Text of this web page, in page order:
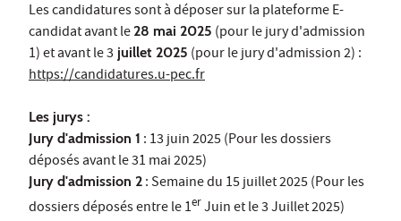
Les candidatures sont à déposer sur la plateforme E-
candidat avant le28 mai 2025 (pour le jury d'admission
1) et avant le 3 juillet 2025 (pour le jury d'admission 2) :
https://candidatures.u-pec.fr
Les jurys :
Jury d'admission 1 : 13 juin 2025 (Pour les dossiers
déposés avant le 31 mai 2025)
Jury d'admission 2 : Semaine du 15 juillet 2025 (Pour les
dossiers déposés entre le 1erJuin et le 3 Juillet 2025)